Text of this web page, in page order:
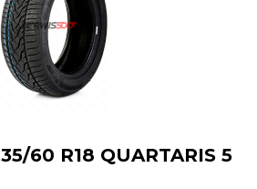
60 R18 QUARTARIS 5